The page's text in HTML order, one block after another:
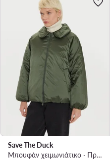
Save The Duck
Μπουφάν χειμωνιάτικο · Πράσινο